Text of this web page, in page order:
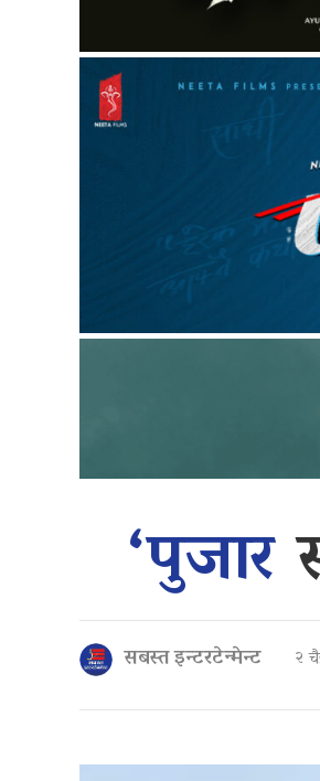
‘पुजार
सबस्त इन्टरटेन्मेन्ट २